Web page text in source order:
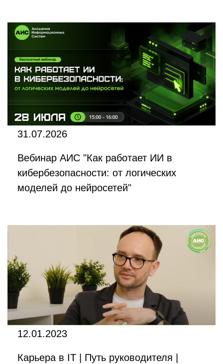
31.07.2026
Вебинар АИС "Как работает ИИ в
кибербезопасности: от логических
моделей до нейросетей"
12.01.2023
Карьера в IT | Путь руководителя |